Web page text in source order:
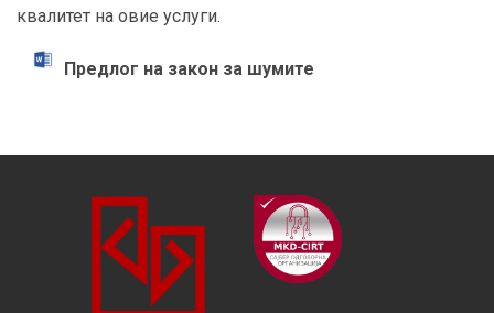
квалитет на овие услуги.
Предлог на закон за шумите